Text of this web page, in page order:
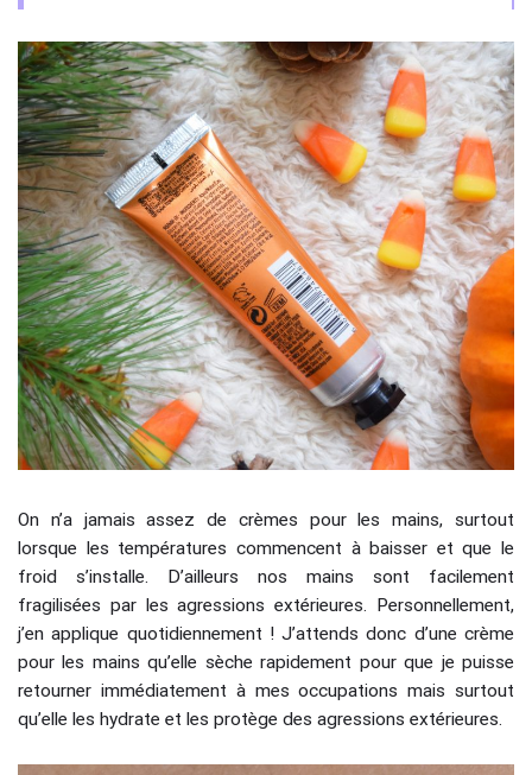
On n’a jamais assez de crèmes pour les mains, surtout
lorsque les températures commencent à baisser et que le
froid s’installe. D’ailleurs nos mains sont facilement
fragilisées par les agressions extérieures. Personnellement,
j’en applique quotidiennement ! J’attends donc d’une crème
pour les mains qu’elle sèche rapidement pour que je puisse
retourner immédiatement à mes occupations mais surtout
qu’elle les hydrate et les protège des agressions extérieures.